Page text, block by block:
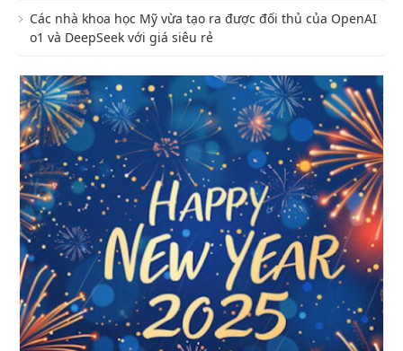
Các nhà khoa học Mỹ vừa tạo ra được đối thủ của OpenAI
o1 và DeepSeek với giá siêu rẻ